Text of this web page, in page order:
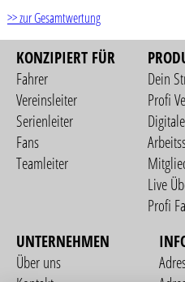
>> zur Gesamtwertung
KONZIPIERT FÜR
Fahrer
Vereinsleiter
Serienleiter
Fans
Teamleiter
Dein
Profi
Live
Profi
UNTERNEHMEN
Über uns